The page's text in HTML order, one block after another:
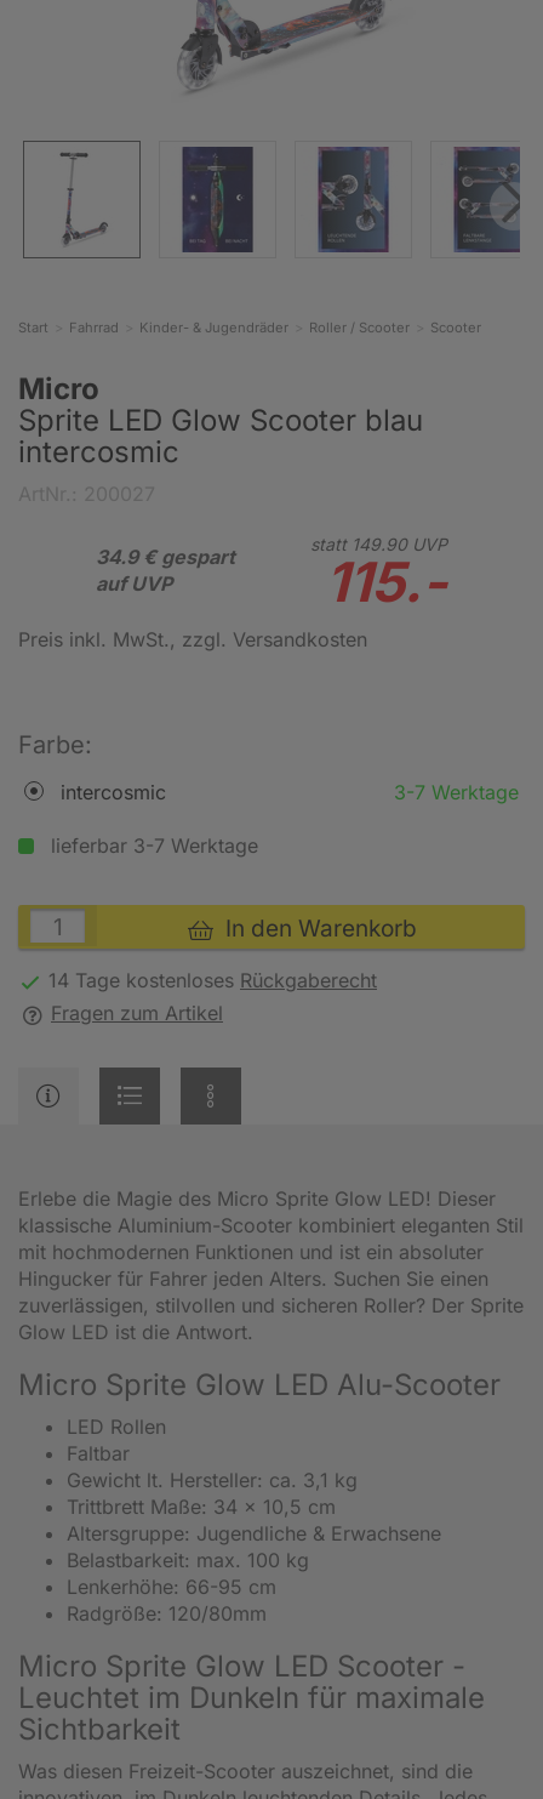
Start Fahrrad Kinder- & Jugendräder Roller / Scooter Scooter
Micro
Sprite LED Glow Scooter blau
intercosmic
34.9 € gespart
auf UVP
statt 149.90UVP
115.-
Preis inkl. MwSt., zzgl. Versandkosten
Farbe:
intercosmic 3-7 Werktage
lieferbar 3-7 Werktage
In den Warenkorb
14 Tage kostenloses Rückgaberecht
Fragen zum Artikel
Erlebe die Magie des Micro Sprite Glow LED! Dieser
klassische Aluminium-Scooter kombiniert eleganten Stil
mit hochmodernen Funktionen und ist ein absoluter
Hingucker für Fahrer jeden Alters. Suchen Sie einen
zuverlässigen, stilvollen und sicheren Roller? Der Sprite
Glow LED ist die Antwort.
Micro Sprite Glow LED Alu-Scooter
LED Rollen
Faltbar
Gewicht lt. Hersteller: ca. 3,1 kg
Trittbrett Maße: 34 x 10,5 cm
Altersgruppe: Jugendliche & Erwachsene
Belastbarkeit: max. 100 kg
Lenkerhöhe: 66-95 cm
Radgröße: 120/80mm
Micro Sprite Glow LED Scooter -
Leuchtet im Dunkeln für maximale
Sichtbarkeit
Was diesen Freizeit-Scooter auszeichnet, sind die